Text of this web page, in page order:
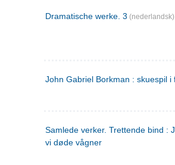
Dramatische werke. 3 (nederlandsk)
John Gabriel Borkman : skuespil i
Samlede verker. Trettende bind :
vi døde vågner